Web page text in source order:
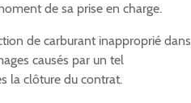
de sa prise en charge.
de carburant inapproprié dans
causés par un tel
la clôture du contrat.